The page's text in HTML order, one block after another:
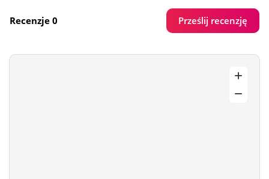
Recenzje 0 Prześlij recenzję